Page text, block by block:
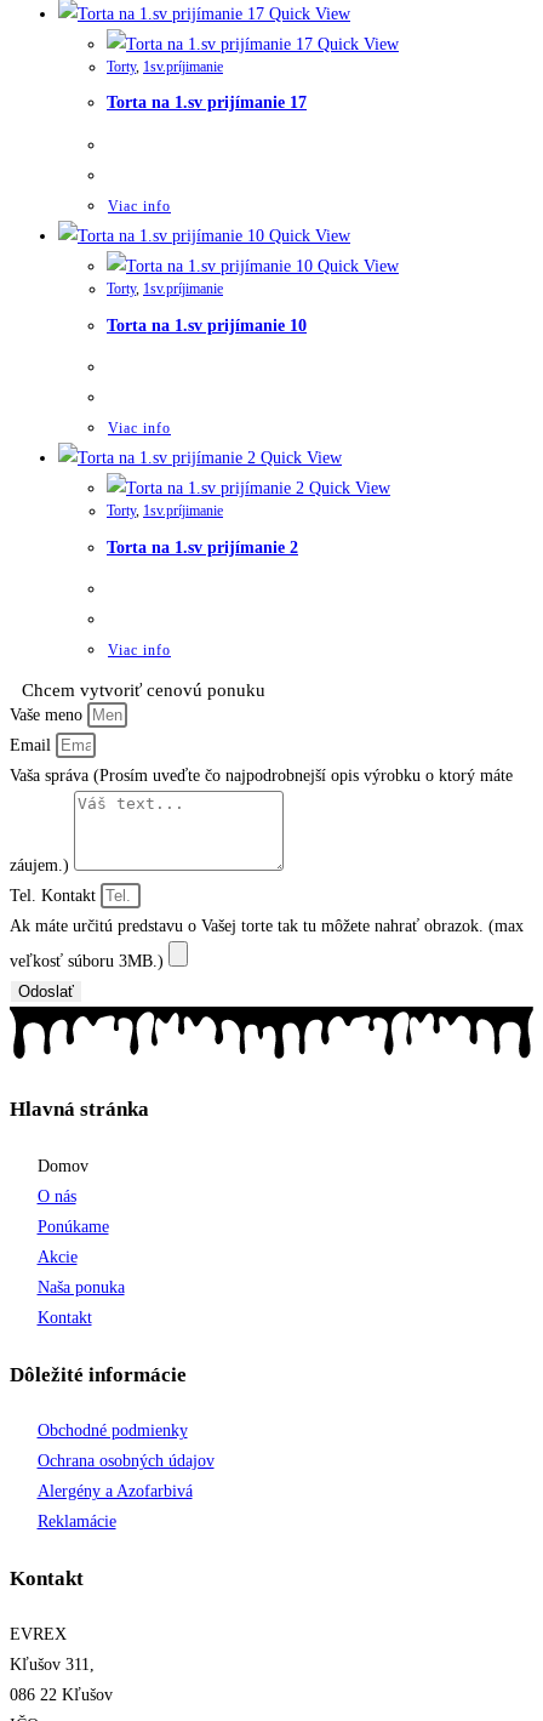
Quick View
Quick View
Torty, 1sv.príjimanie
Torta na 1.sv prijímanie 17
Viac info
Quick View
Quick View
Torty, 1sv.príjimanie
Torta na 1.sv prijímanie 10
Viac info
Quick View
Quick View
Torty, 1sv.príjimanie
Torta na 1.sv prijímanie 2
Viac info
Chcem vytvoriť cenovú ponuku
Vaše meno
Email
Vaša správa (Prosím uveďte čo najpodrobnejší opis výrobku o ktorý máte
záujem.)
Tel. Kontakt
Ak máte určitú predstavu o Vašej torte tak tu môžete nahrať obrazok. (max
veľkosť súboru 3MB.)
Odoslať
Hlavná stránka
Domov
O nás
Ponúkame
Akcie
Naša ponuka
Kontakt
Dôležité informácie
Obchodné podmienky
Ochrana osobných údajov
Alergény a Azofarbivá
Reklamácie
Kontakt
EVREX
Kľušov 311,
086 22 Kľušov